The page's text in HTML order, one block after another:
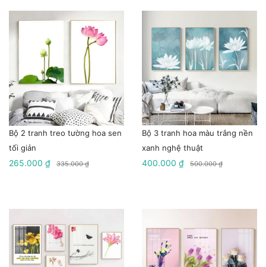
Bộ 2 tranh treo tường hoa sen
tối giản
265.000 ₫ 335.000 ₫
Bộ 3 tranh hoa màu trắng nền
xanh nghệ thuật
400.000 ₫ 500.000 ₫